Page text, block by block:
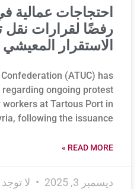
احتجاجات
رفضًا لقرارات نقل
الاستقرار
(ATUC) has
ongoing protest
at Tartous Port in
following the issuance
READ MORE »
ديسمبر 3, 2025 لا